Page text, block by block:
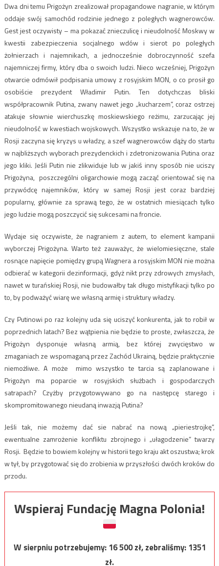
Dwa dni temu Prigożyn zrealizował propagandowe nagranie, w którym
oddaje swój samochód rodzinie jednego z poległych wagnerowców.
Gest jest oczywisty – ma pokazać znieczulicę i nieudolność Moskwy w
kwestii zabezpieczenia socjalnego wdów i sierot po poległych
żołnierzach i najemnikach, a jednocześnie dobroczynność szefa
najemniczej firmy, który dba o swoich ludzi. Nieco wcześniej, Prigożyn
otwarcie odmówił podpisania umowy z rosyjskim MON, o co prosił go
osobiście prezydent Władimir Putin. Ten dotychczas bliski
współpracownik Putina, zwany nawet jego „kucharzem”, coraz ostrzej
atakuje słownie wierchuszkę moskiewskiego reżimu, zarzucając jej
nieudolność w kwestiach wojskowych. Wszystko wskazuje na to, że w
Rosji zaczyna się kryzys u władzy, a szef wagnerowców dąży do startu
w najbliższych wyborach prezydenckich i zdetronizowania Putina oraz
jego kliki. Jeśli Putin nie zlikwiduje lub w jakiś inny sposób nie uciszy
Prigożyna, poszczególni oligarchowie mogą zacząć orientować się na
przywódcę najemników, który w samej Rosji jest coraz bardziej
popularny, głównie za sprawą tego, że w ostatnich miesiącach tylko
jego ludzie mogą poszczycić się sukcesami na froncie.
Wydaje się oczywiste, że nagraniem z autem, to element kampanii
wyborczej Prigożyna. Warto też zauważyc, że wielomiesięczne, stale
rosnące napięcie pomiędzy grupą Wagnera a rosyjskim MON nie można
odbierać w kategorii dezinformacji, gdyż nikt przy zdrowych zmysłach,
nawet w turańskiej Rosji, nie budowałby tak długo mistyfikacji tylko po
to, by podważyć wiarę we własną armię i struktury władzy.
Czy Putinowi po raz kolejny uda się uciszyć konkurenta, jak to robił w
poprzednich latach? Bez wątpienia nie będzie to proste, zwłaszcza, że
Prigożyn dysponuje własną armią, bez której zwycięstwo w
zmaganiach ze wspomaganą przez Zachód Ukrainą, będzie praktycznie
niemożliwe. A może mimo wszystko te tarcia są zaplanowane i
Prigożyn ma poparcie w rosyjskich służbach i gospodarczych
satrapach? Czyżby przygotowywano go na następcę starego i
skompromitowanego nieudaną inwazją Putina?
Jeśli tak, nie możemy dać sie nabrać na nową „pieriestrojkę”,
ewentualne zamrożenie konfliktu zbrojnego i „ułagodzenie” twarzy
Rosji. Będzie to bowiem kolejny w historii tego kraju akt oszustwa; krok
w tył, by przygotować się do zrobienia w przyszłości dwóch kroków do
przodu.
Wspieraj Fundację Magna Polonia!
W sierpniu potrzebujemy:16 500zł, zebraliśmy:1351
zł.